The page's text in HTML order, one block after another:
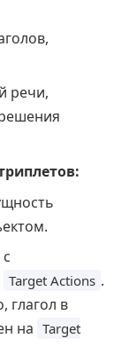
речи,
Target Actions .
глагол в
на Target